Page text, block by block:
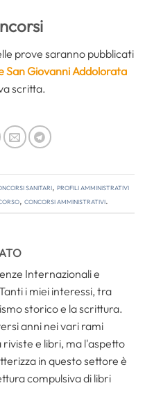
prove saranno pubblicati
San Giovanni Addolorata
scritta.
Sanitari, Profili amministrativi
, concorsi amministrativi.
Internazionali e
i miei interessi, tra
storico e la scrittura.
anni nei vari rami
e libri, ma l'aspetto
in questo settore è
compulsiva di libri